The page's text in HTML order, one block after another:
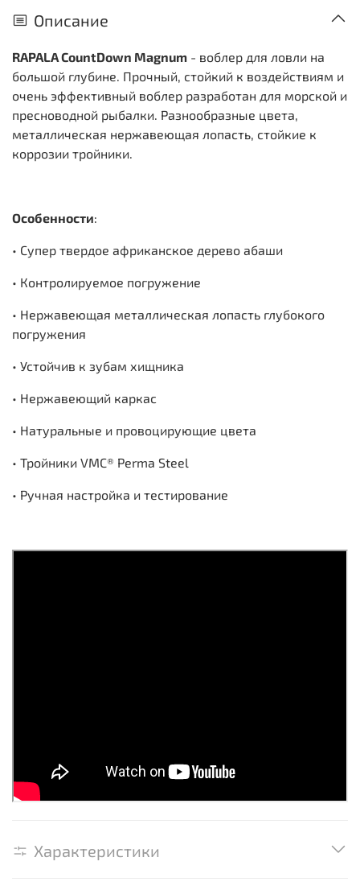
Описание
RAPALA CountDown Magnum - воблер для ловли на
большой глубине. Прочный, стойкий к воздействиям и
очень эффективный воблер разработан для морской и
пресноводной рыбалки. Разнообразные цвета,
металлическая нержавеющая лопасть, стойкие к
коррозии тройники.
Особенности:
• Супер твердое африканское дерево абаши
• Контролируемое погружение
• Нержавеющая металлическая лопасть глубокого
погружения
• Устойчив к зубам хищника
• Нержавеющий каркас
• Натуральные и провоцирующие цвета
• Тройники VMC® Perma Steel
• Ручная настройка и тестирование
Характеристики